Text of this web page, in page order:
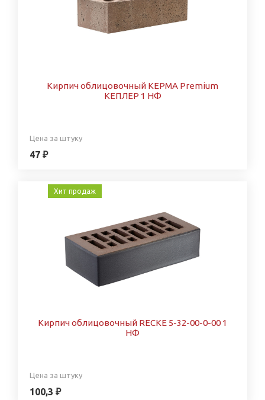
Кирпич облицовочный КЕРМА Premium
КЕПЛЕР 1 НФ
Цена за штуку
47 ₽
Хит продаж
Кирпич облицовочный RECKE 5-32-00-0-00 1
НФ
Цена за штуку
100,3 ₽